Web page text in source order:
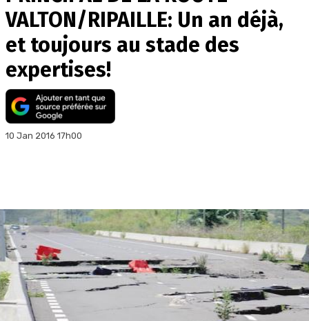
VALTON/RIPAILLE: Un an déjà,
et toujours au stade des
expertises!
10 Jan 2016 17h00